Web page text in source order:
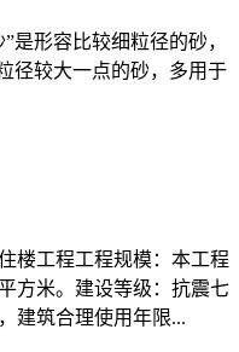
是形容比较细粒径的砂，
径较大一点的砂，多用于
楼工程工程规模：本工程
方米。建设等级：抗震七
建筑合理使用年限...